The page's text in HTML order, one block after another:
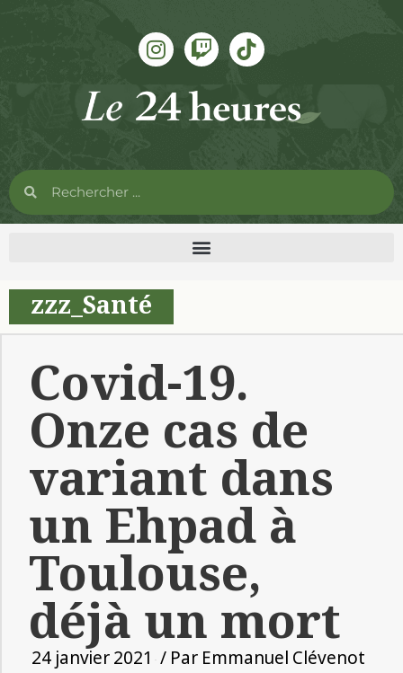
zzz_Santé
Covid-19.
Onze cas de
variant dans
un Ehpad à
Toulouse,
déjà un mort
24 janvier 2021 / Par Emmanuel Clévenot